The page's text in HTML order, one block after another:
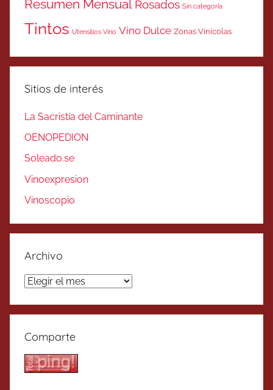
Resumen Mensual Rosados Sin categoría
Tintos Utensilios Vino Vino Dulce Zonas Vinicolas
Sitios de interés
La Sacristía del Caminante
OENOPEDION
Soleado.se
Vinoexpresion
Vinoscopio
Archivo
Archivo
Comparte